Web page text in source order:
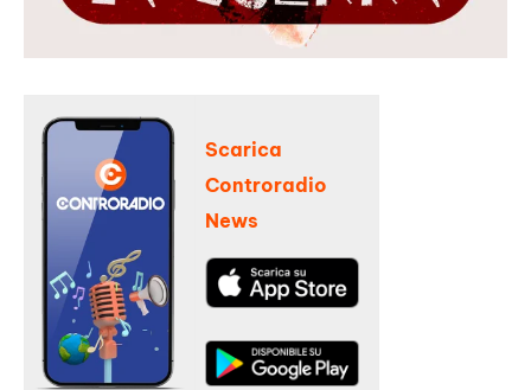
Scarica
Controradio
News